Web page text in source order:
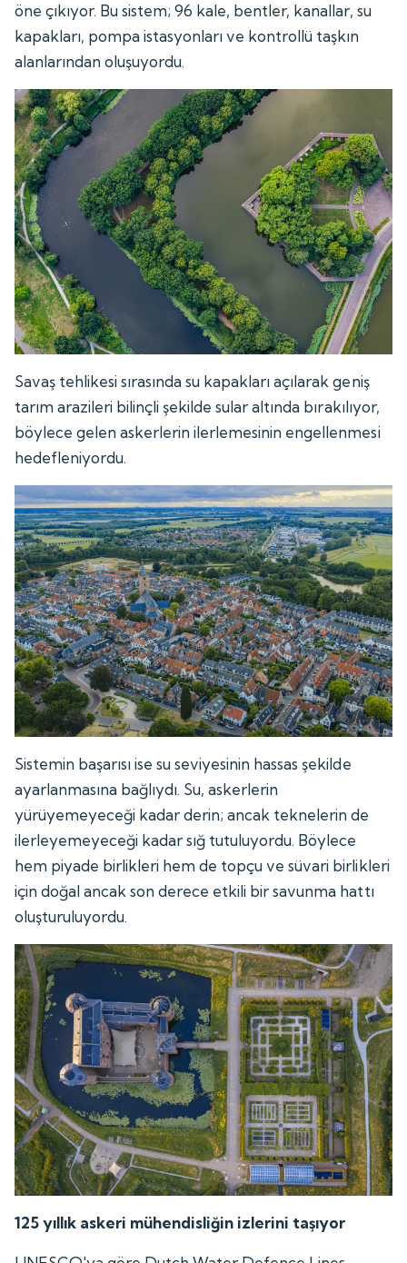
öne çıkıyor. Bu sistem; 96 kale, bentler, kanallar, su
kapakları, pompa istasyonları ve kontrollü taşkın
alanlarından oluşuyordu.
Savaş tehlikesi sırasında su kapakları açılarak geniş
tarım arazileri bilinçli şekilde sular altında bırakılıyor,
böylece gelen askerlerin ilerlemesinin engellenmesi
hedefleniyordu.
Sistemin başarısı ise su seviyesinin hassas şekilde
ayarlanmasına bağlıydı. Su, askerlerin
yürüyemeyeceği kadar derin; ancak teknelerin de
ilerleyemeyeceği kadar sığ tutuluyordu. Böylece
hem piyade birlikleri hem de topçu ve süvari birlikleri
için doğal ancak son derece etkili bir savunma hattı
oluşturuluyordu.
125 yıllık askeri mühendisliğin izlerini taşıyor